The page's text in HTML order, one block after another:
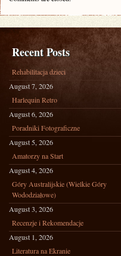
Recent Posts
Rehabilitacja dzieci
August 7, 2026
Harlequin Retro
August 6, 2026
Poradniki Fotograficzne
August 5, 2026
Amatorzy na Start
August 4, 2026
Góry Australijskie (Wielkie Góry
Wododziałowe)
August 3, 2026
Recenzje i Rekomendacje
August 1, 2026
Literatura na Ekranie